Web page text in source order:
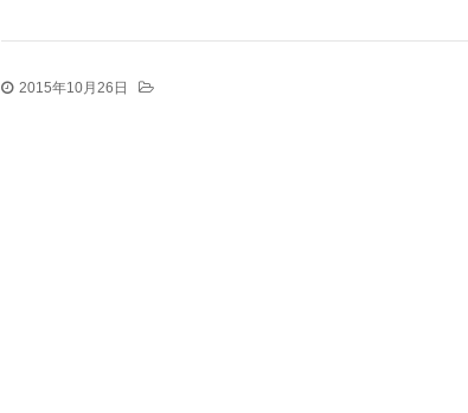
2015年10月26日